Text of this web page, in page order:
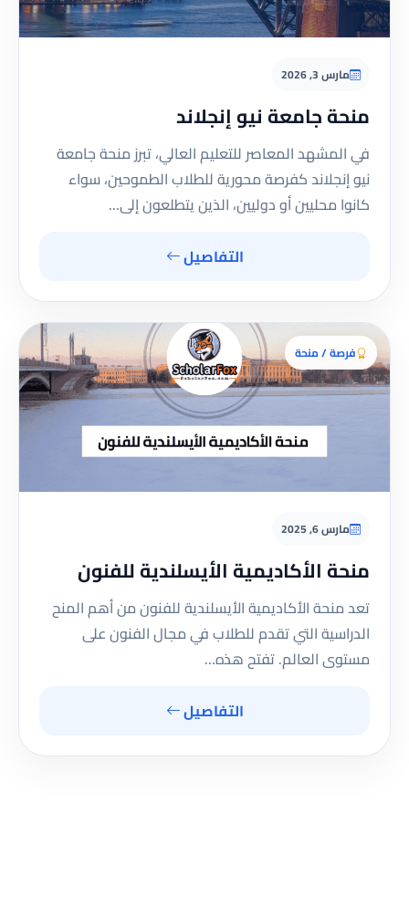
مارس 3, 2026
منحة جامعة نيو إنجلاند
في المشهد المعاصر للتعليم العالي، تبرز منحة جامعة
نيو إنجلاند كفرصة محورية للطلاب الطموحين، سواء
كانوا محليين أو دوليين، الذين يتطلعون إلى…
التفاصيل
فرصة / منحة
مارس 6, 2025
منحة الأكاديمية الأيسلندية للفنون
تعد منحة الأكاديمية الأيسلندية للفنون من أهم المنح
الدراسية التي تقدم للطلاب في مجال الفنون على
مستوى العالم. تفتح هذه…
التفاصيل